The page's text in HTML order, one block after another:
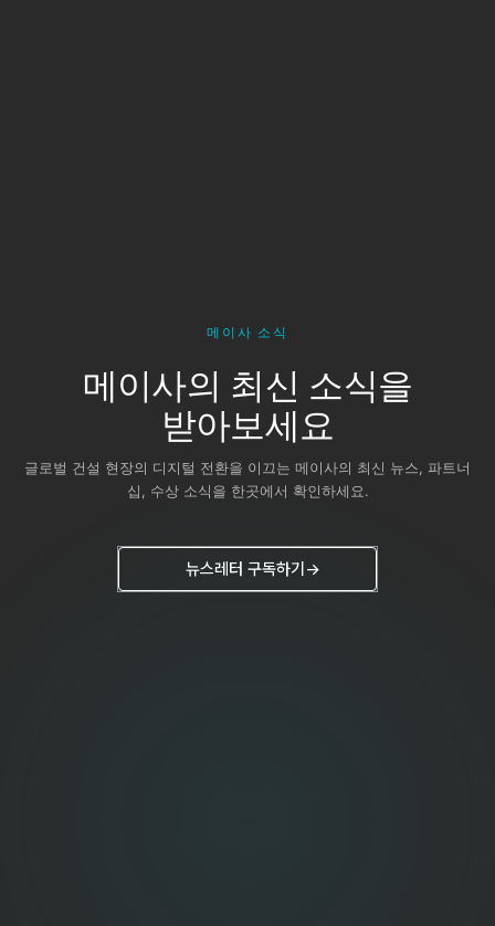
메이사 소식
메이사의 최신 소식을
받아보세요
글로벌 건설 현장의 디지털 전환을 이끄는 메이사의 최신 뉴스, 파트너
십, 수상 소식을 한곳에서 확인하세요.
뉴스레터 구독하기 →